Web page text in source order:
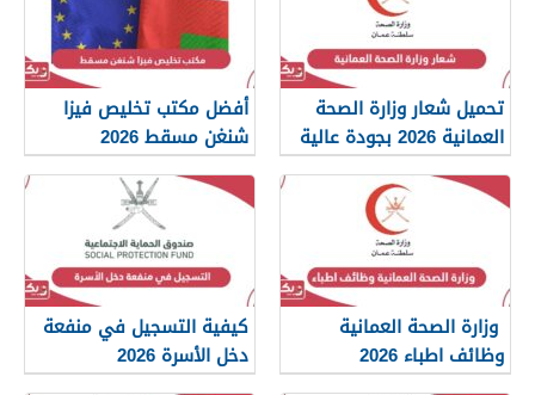
تحميل شعار وزارة الصحة
العمانية 2026 بجودة عالية
png
أفضل مكتب تخليص فيزا
شنغن مسقط 2026
وزارة الصحة العمانية
وظائف اطباء 2026
كيفية التسجيل في منفعة
دخل الأسرة 2026